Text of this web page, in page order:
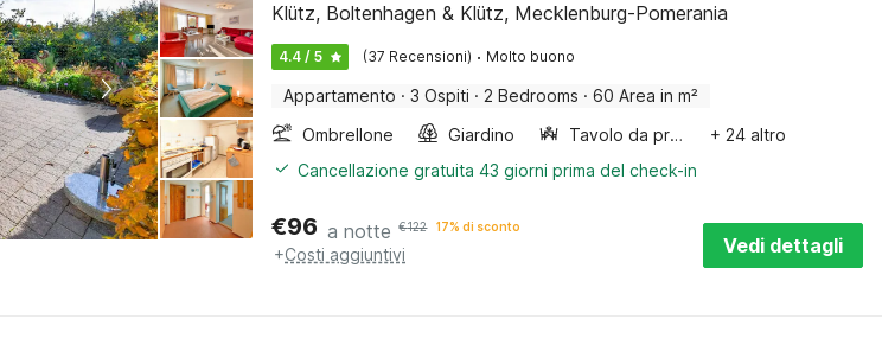
Klütz, Boltenhagen & Klütz, Mecklenburg-Pomerania
4.4 / 5 (37 Recensioni) · Molto buono
Appartamento · 3 Ospiti · 2 Bedrooms · 60 Area in m²
Ombrellone
Giardino Tavolo da pranzo
+ 24 altro
Cancellazione gratuita 43 giorni prima del check-in
€96 a notte €122 17% di sconto
+Costi aggiuntivi Vedi dettagli